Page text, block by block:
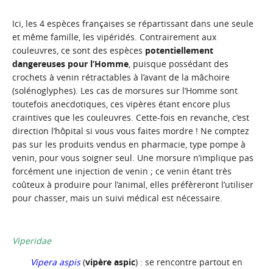
Ici, les 4 espèces françaises se répartissant dans une seule
et même famille, les vipéridés. Contrairement aux
couleuvres, ce sont des espèces potentiellement
dangereuses pour l’Homme, puisque possédant des
crochets à venin rétractables à l’avant de la mâchoire
(solénoglyphes). Les cas de morsures sur l’Homme sont
toutefois anecdotiques, ces vipères étant encore plus
craintives que les couleuvres. Cette-fois en revanche, c’est
direction l’hôpital si vous vous faites mordre ! Ne comptez
pas sur les produits vendus en pharmacie, type pompe à
venin, pour vous soigner seul. Une morsure n’implique pas
forcément une injection de venin ; ce venin étant très
coûteux à produire pour l’animal, elles préfèreront l’utiliser
pour chasser, mais un suivi médical est nécessaire.
Viperidae
Vipera aspis(vipère aspic) : se rencontre partout en